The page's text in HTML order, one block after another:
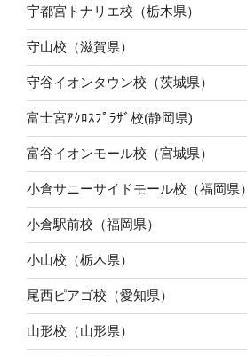
宇都宮トナリエ校（栃木県）
守山校（滋賀県）
守谷イオンタウン校（茨城県）
富士宮ｱｸﾛｽﾌﾟﾗｻﾞ校(静岡県)
富谷イオンモール校（宮城県）
小倉サニーサイドモール校（福岡県）
小倉駅前校（福岡県）
小山校（栃木県）
尾西ピアゴ校（愛知県）
山形校（山形県）